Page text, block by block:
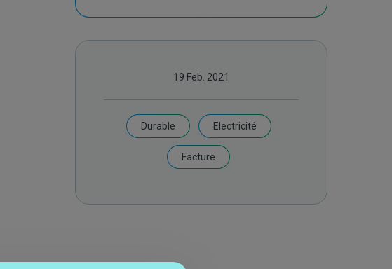
19 Feb. 2021
Durable Electricité
Facture